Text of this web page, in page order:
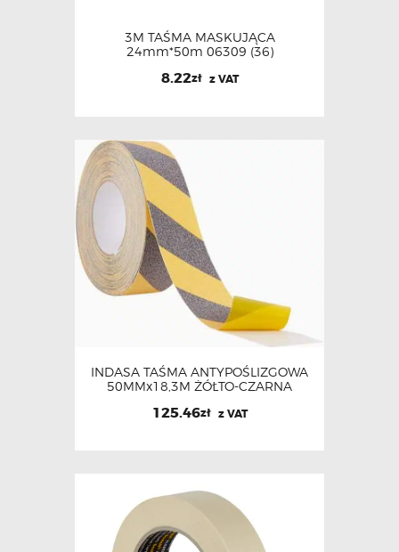
3M TAŚMA MASKUJĄCA
24mm*50m 06309 (36)
8.22zł z VAT
INDASA TAŚMA ANTYPOŚLIZGOWA
50MMx18,3M ŻÓŁTO-CZARNA
125.46zł z VAT